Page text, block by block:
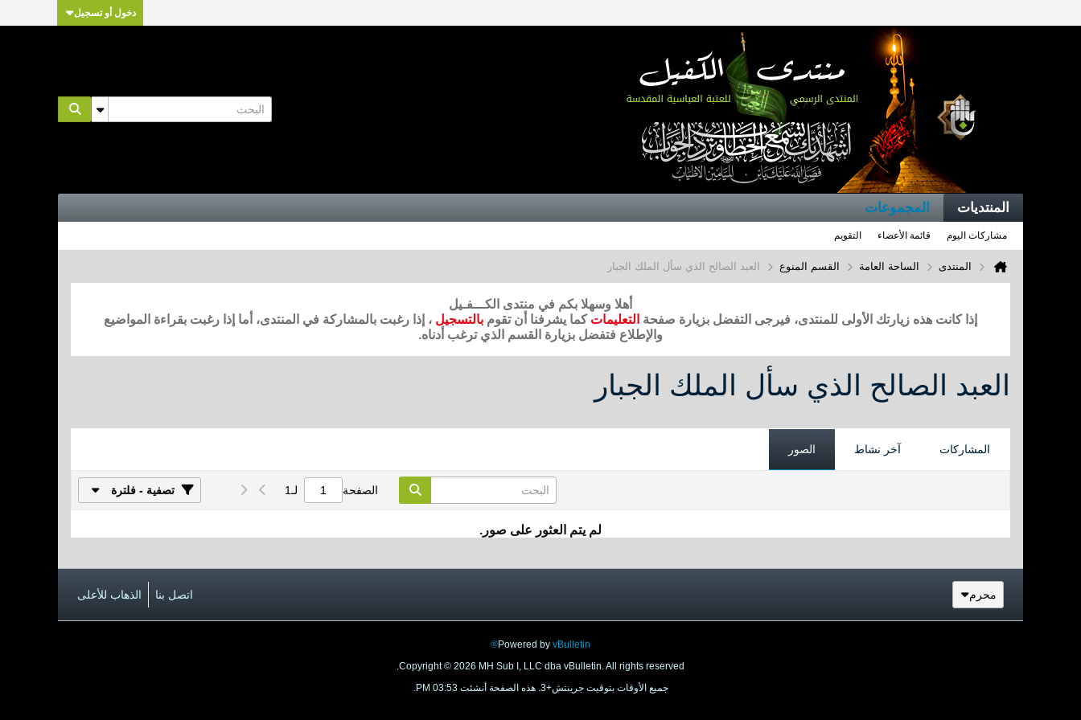
دخول أو تسجيل
المنتديات المجموعات
مشاركات اليوم قائمة الأعضاء التقويم
المنتدى الساحة العامة القسم المنوع العبد الصالح الذي سأل الملك الجبار
أهلا وسهلا بكم في منتدى الكـــفـيل
إذا كانت هذه زيارتك الأولى للمنتدى، فيرجى التفضل بزيارة صفحة التعليمات كما يشرفنا أن تقوم بالتسجيل ، إذا رغبت بالمشاركة في المنتدى، أما إذا رغبت بقراءة المواضيع
والإطلاع فتفضل بزيارة القسم الذي ترغب أدناه.
العبد الصالح الذي سأل الملك الجبار
المشاركات آخر نشاط الصور
الصفحة لـ1 تصفية - فلترة
لم يتم العثور على صور.
محرم اتصل بنا الذهاب للأعلى
Powered by vBulletin®
Copyright © 2026 MH Sub I, LLC dba vBulletin. All rights reserved.
جميع الأوقات بتوقيت جرينتش+3. هذه الصفحة أنشئت 03:53 PM.